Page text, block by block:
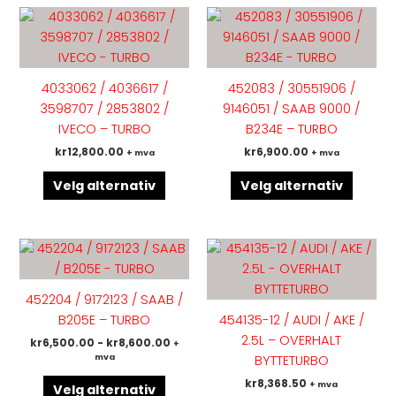
4033062 / 4036617 /
3598707 / 2853802 /
IVECO – TURBO
kr12,800.00 + mva
Velg alternativ
Dette
produktet
flere
varianter.
Alternativene
produktsiden
452083 / 30551906 /
9146051 / SAAB 9000 /
B234E – TURBO
kr6,900.00 + mva
Velg alternativ
Dette
flere
452204 / 9172123 / SAAB /
B205E – TURBO
kr6,500.00 - kr8,600.00 +
mva
Velg alternativ
Dette
har
flere
varianter.
Alternativene
454135-12 / AUDI / AKE /
2.5L – OVERHALT
BYTTETURBO
kr8,368.50 + mva
Dette
flere